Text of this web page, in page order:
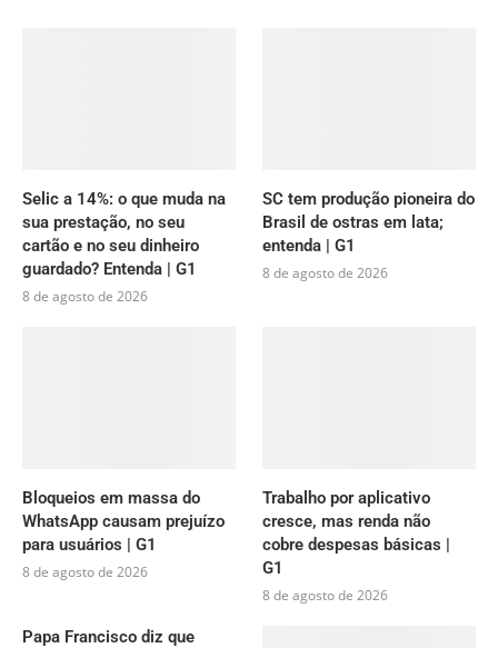
Selic a 14%: o que muda na
sua prestação, no seu
cartão e no seu dinheiro
guardado? Entenda | G1
8 de agosto de 2026
SC tem produção pioneira do
Brasil de ostras em lata;
entenda | G1
8 de agosto de 2026
Bloqueios em massa do
WhatsApp causam prejuízo
para usuários | G1
8 de agosto de 2026
Trabalho por aplicativo
cresce, mas renda não
cobre despesas básicas |
G1
8 de agosto de 2026
Papa Francisco diz que